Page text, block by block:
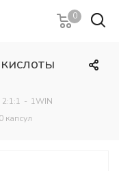
0
- 1WIN
капсул